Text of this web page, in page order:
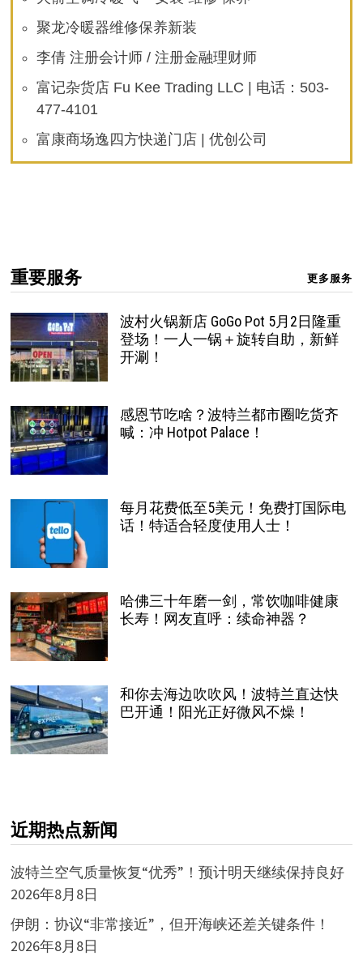
聚龙冷暖器维修保养新装
李倩 注册会计师 / 注册金融理财师
富记杂货店 Fu Kee Trading LLC | 电话：503-
477-4101
富康商场逸四方快递门店 | 优创公司
重要服务 更多服务
波村火锅新店 GoGo Pot 5月2日隆重
登场！一人一锅＋旋转自助，新鲜
开涮！
感恩节吃啥？波特兰都市圈吃货齐
喊：冲 Hotpot Palace！
每月花费低至5美元！免费打国际电
话！特适合轻度使用人士！
哈佛三十年磨一剑，常饮咖啡健康
长寿！网友直呼：续命神器？
和你去海边吹吹风！波特兰直达快
巴开通！阳光正好微风不燥！
近期热点新闻
波特兰空气质量恢复“优秀”！预计明天继续保持良好
2026年8月8日
伊朗：协议“非常接近”，但开海峡还差关键条件！
2026年8月8日